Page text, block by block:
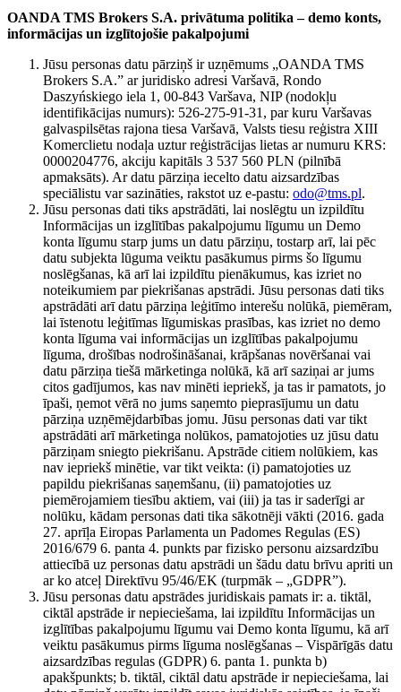
OANDA TMS Brokers S.A. privātuma politika – demo konts,
informācijas un izglītojošie pakalpojumi
Jūsu personas datu pārziņš ir uzņēmums „OANDA TMS
Brokers S.A.” ar juridisko adresi Varšavā, Rondo
Daszyńskiego iela 1, 00-843 Varšava, NIP (nodokļu
identifikācijas numurs): 526-275-91-31, par kuru Varšavas
galvaspilsētas rajona tiesa Varšavā, Valsts tiesu reģistra XIII
Komerclietu nodaļa uztur reģistrācijas lietas ar numuru KRS:
0000204776, akciju kapitāls 3 537 560 PLN (pilnībā
apmaksāts). Ar datu pārziņa iecelto datu aizsardzības
speciālistu var sazināties, rakstot uz e-pastu: odo@tms.pl.
Jūsu personas dati tiks apstrādāti, lai noslēgtu un izpildītu
Informācijas un izglītības pakalpojumu līgumu un Demo
konta līgumu starp jums un datu pārziņu, tostarp arī, lai pēc
datu subjekta lūguma veiktu pasākumus pirms šo līgumu
noslēgšanas, kā arī lai izpildītu pienākumus, kas izriet no
noteikumiem par piekrišanas apstrādi. Jūsu personas dati tiks
apstrādāti arī datu pārziņa leģitīmo interešu nolūkā, piemēram,
lai īstenotu leģitīmas līgumiskas prasības, kas izriet no demo
konta līguma vai informācijas un izglītības pakalpojumu
līguma, drošības nodrošināšanai, krāpšanas novēršanai vai
datu pārziņa tiešā mārketinga nolūkā, kā arī saziņai ar jums
citos gadījumos, kas nav minēti iepriekš, ja tas ir pamatots, jo
īpaši, ņemot vērā no jums saņemto pieprasījumu un datu
pārziņa uzņēmējdarbības jomu. Jūsu personas dati var tikt
apstrādāti arī mārketinga nolūkos, pamatojoties uz jūsu datu
pārziņam sniegto piekrišanu. Apstrāde citiem nolūkiem, kas
nav iepriekš minētie, var tikt veikta: (i) pamatojoties uz
papildu piekrišanas saņemšanu, (ii) pamatojoties uz
piemērojamiem tiesību aktiem, vai (iii) ja tas ir saderīgi ar
nolūku, kādam personas dati tika sākotnēji vākti (2016. gada
27. aprīļa Eiropas Parlamenta un Padomes Regulas (ES)
2016/679 6. panta 4. punkts par fizisko personu aizsardzību
attiecībā uz personas datu apstrādi un šādu datu brīvu apriti un
ar ko atceļ Direktīvu 95/46/EK (turpmāk – „GDPR”).
Jūsu personas datu apstrādes juridiskais pamats ir: a. tiktāl,
ciktāl apstrāde ir nepieciešama, lai izpildītu Informācijas un
izglītības pakalpojumu līgumu vai Demo konta līgumu, kā arī
veiktu pasākumus pirms līguma noslēgšanas – Vispārīgās datu
aizsardzības regulas (GDPR) 6. panta 1. punkta b)
apakšpunkts; b. tiktāl, ciktāl datu apstrāde ir nepieciešama, lai